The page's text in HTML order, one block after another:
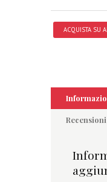
ACQUISTA SU